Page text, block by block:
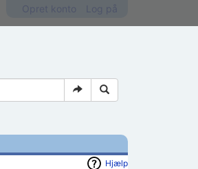
Hjælp